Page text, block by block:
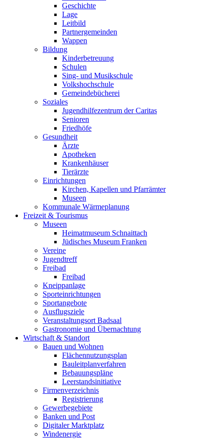
Geschichte
Lage
Leitbild
Partnergemeinden
Wappen
Bildung
Kinderbetreuung
Schulen
Sing- und Musikschule
Volkshochschule
Gemeindebücherei
Soziales
Jugendhilfezentrum der Caritas
Senioren
Friedhöfe
Gesundheit
Ärzte
Apotheken
Krankenhäuser
Tierärzte
Einrichtungen
Kirchen, Kapellen und Pfarrämter
Museen
Kommunale Wärmeplanung
Freizeit & Tourismus
Museen
Heimatmuseum Schnaittach
Jüdisches Museum Franken
Vereine
Jugendtreff
Freibad
Freibad
Kneippanlage
Sporteinrichtungen
Sportangebote
Ausflugsziele
Veranstaltungsort Badsaal
Gastronomie und Übernachtung
Wirtschaft & Standort
Bauen und Wohnen
Flächennutzungsplan
Bauleitplanverfahren
Bebauungspläne
Leerstandsinitiative
Firmenverzeichnis
Registrierung
Gewerbegebiete
Banken und Post
Digitaler Marktplatz
Windenergie